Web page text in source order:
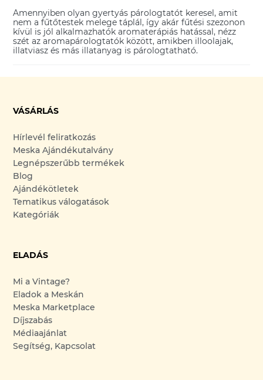
Amennyiben olyan gyertyás párologtatót keresel, amit
nem a fűtőtestek melege táplál, így akár fűtési szezonon
kívül is jól alkalmazhatók aromaterápiás hatással, nézz
szét azaromapárologtatók között, amikben illoolajak,
illatviaszés más illatanyag is párologtatható.
VÁSÁRLÁS
Hírlevél feliratkozás
Meska Ajándékutalvány
Legnépszerűbb termékek
Blog
Ajándékötletek
Tematikus válogatások
Kategóriák
ELADÁS
Mi a Vintage?
Eladok a Meskán
Meska Marketplace
Díjszabás
Médiaajánlat
Segítség, Kapcsolat